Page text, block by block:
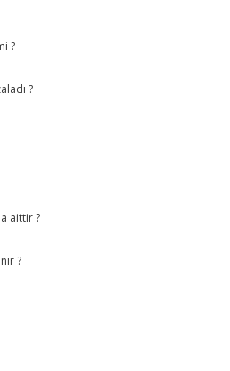
?
?
aittir ?
?